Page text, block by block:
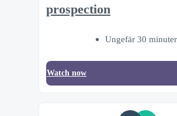
prospection
Ungefär 30 minuter
Watch now